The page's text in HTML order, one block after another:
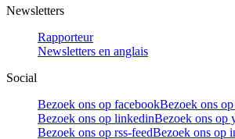
Newsletters
Rapporteur
Newsletters en anglais
Social
Bezoek ons op facebookBezoek ons
Bezoek ons op linkedinBezoek ons op
Bezoek ons op rss-feedBezoek ons op